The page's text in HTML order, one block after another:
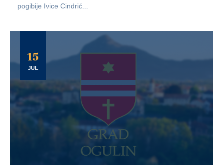
pogibije Ivice Cindrić...
15
JUL